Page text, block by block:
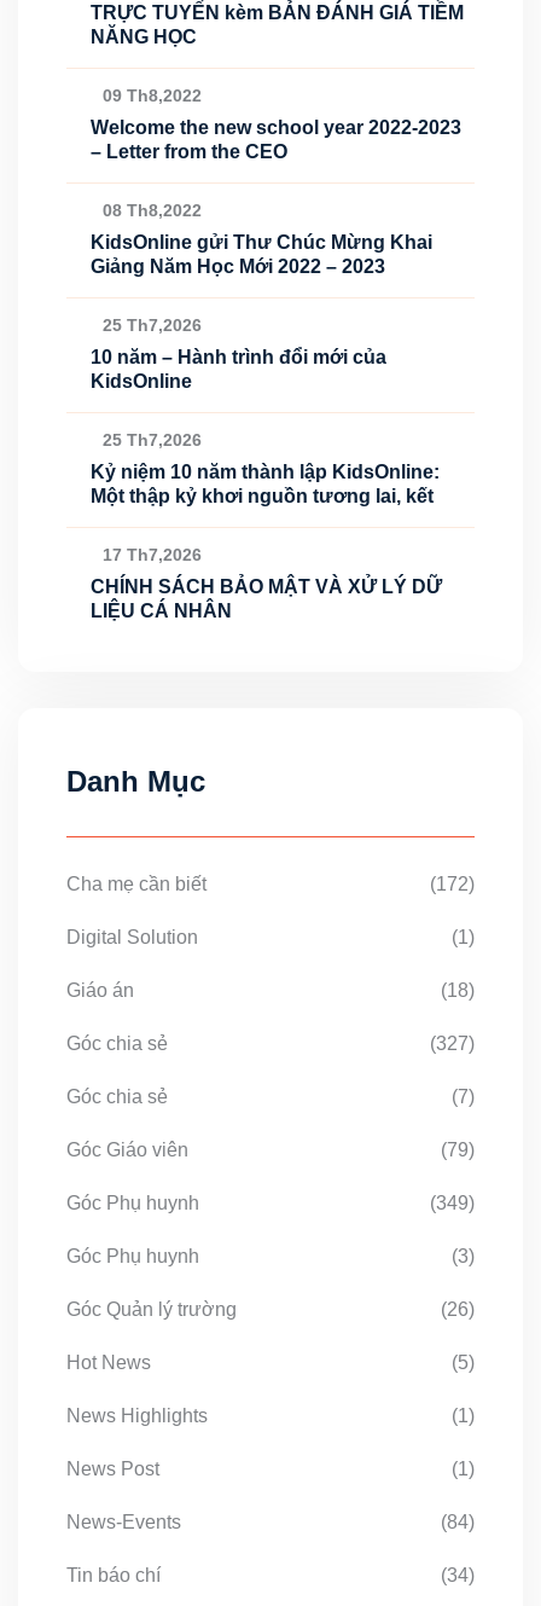
TRỰC TUYẾN kèm BẢN ĐÁNH GIÁ TIỀM
NĂNG HỌC
09 Th8,2022
Welcome the new school year 2022-2023
– Letter from the CEO
08 Th8,2022
KidsOnline gửi Thư Chúc Mừng Khai
Giảng Năm Học Mới 2022 – 2023
25 Th7,2026
10 năm – Hành trình đổi mới của
KidsOnline
25 Th7,2026
Kỷ niệm 10 năm thành lập KidsOnline:
Một thập kỷ khơi nguồn tương lai, kết
17 Th7,2026
CHÍNH SÁCH BẢO MẬT VÀ XỬ LÝ DỮ
LIỆU CÁ NHÂN
Danh Mục
Cha mẹ cần biết (172)
Digital Solution (1)
Giáo án (18)
Góc chia sẻ (327)
Góc chia sẻ (7)
Góc Giáo viên (79)
Góc Phụ huynh (349)
Góc Phụ huynh (3)
Góc Quản lý trường (26)
Hot News (5)
News Highlights (1)
News Post (1)
News-Events (84)
Tin báo chí (34)